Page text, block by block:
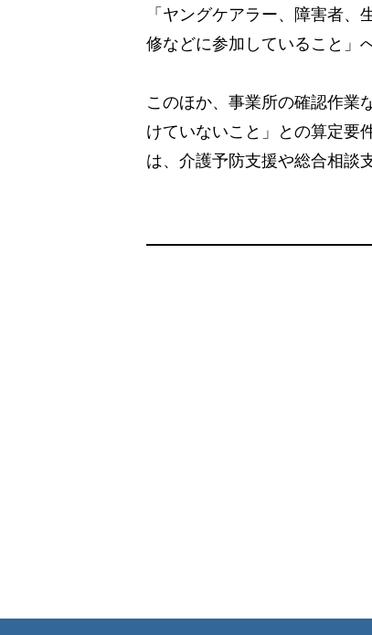
「ヤングケアラー、障害者
修などに参加していること」
このほか、事業所の確認作業
けていないこと」との算定要
は、介護予防支援や総合相談